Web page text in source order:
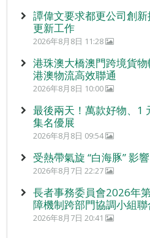
譚偉文要求都更公司創
更新工作
2026年8月8日 11:28
港珠澳大橋澳門跨境貨
港澳物流高效聯通
2026年8月8日 10:00
最後兩天！萬款好物、1
集名優展
2026年8月8日 09:54
受熱帶氣旋 “白海豚” 影
2026年8月7日 22:27
長者事務委員會2026年
障機制跨部門協調小組
2026年8月7日 20:41